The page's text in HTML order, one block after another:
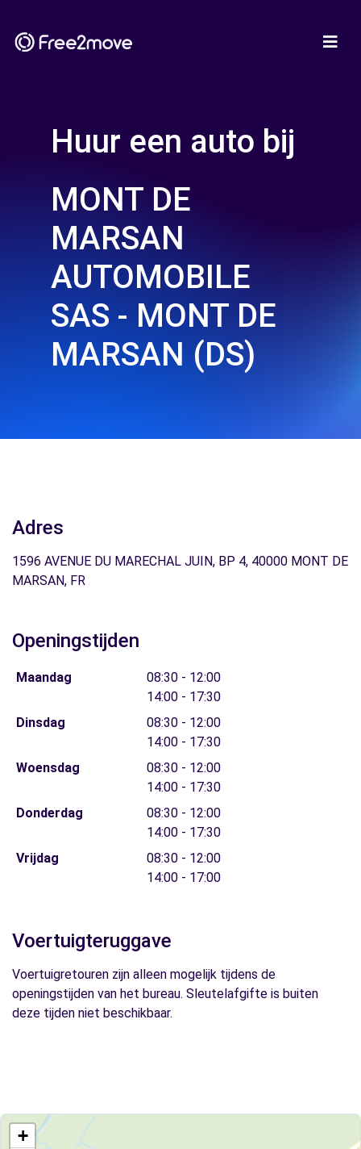
Huur een auto bij
MONT DE
MARSAN
AUTOMOBILE
SAS - MONT DE
MARSAN (DS)
Adres
1596 AVENUE DU MARECHAL JUIN, BP 4, 40000 MONT DE
MARSAN, FR
Openingstijden
Maandag
08:30 - 12:00
14:00 - 17:30
Dinsdag
08:30 - 12:00
14:00 - 17:30
Woensdag
08:30 - 12:00
14:00 - 17:30
Donderdag
08:30 - 12:00
14:00 - 17:30
Vrijdag
08:30 - 12:00
14:00 - 17:00
Voertuigteruggave
Voertuigretouren zijn alleen mogelijk tijdens de
openingstijden van het bureau. Sleutelafgifte is buiten
deze tijden niet beschikbaar.
+